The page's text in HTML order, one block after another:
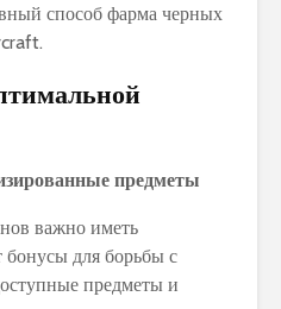
способ фарма черных
предметы
важно иметь
бонусы для борьбы с
предметы и